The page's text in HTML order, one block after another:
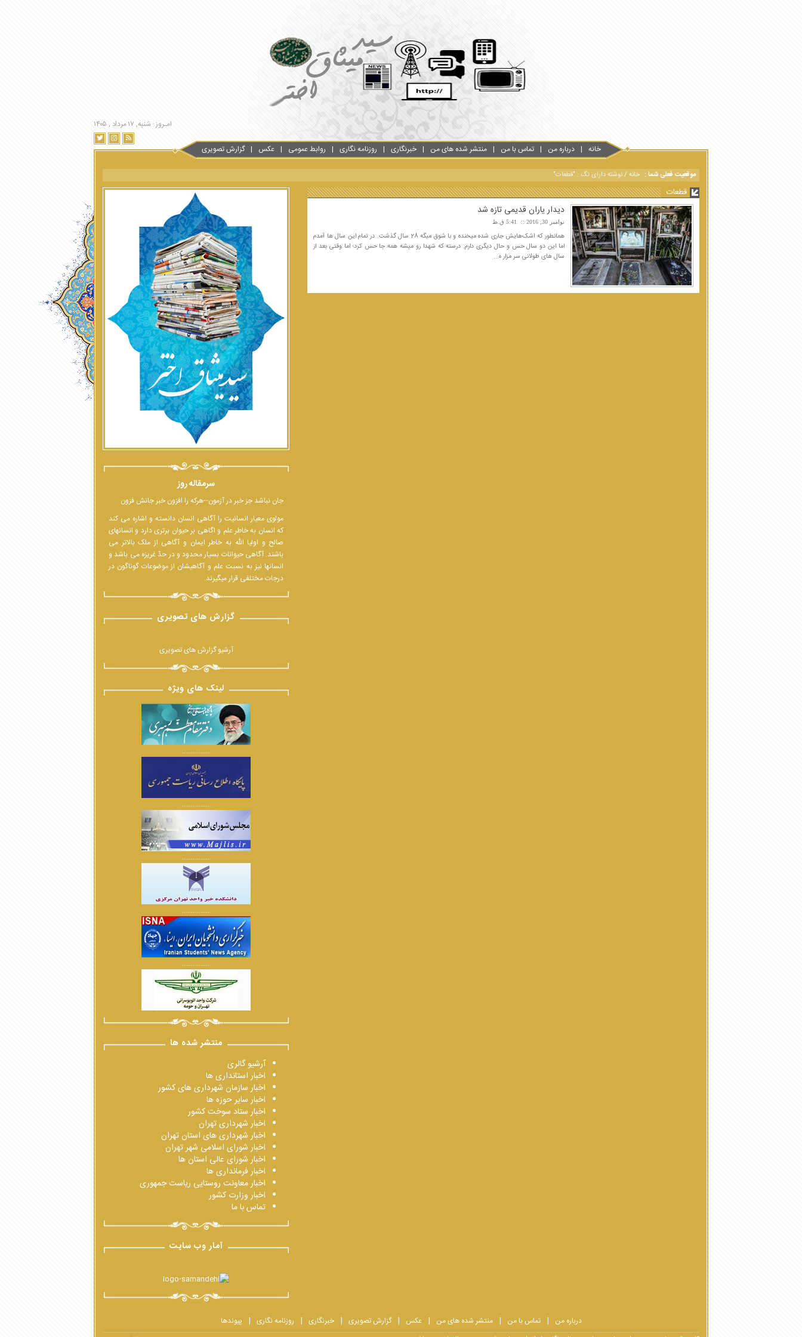
امـروز : شنبه, ۱۷ مرداد , ۱۴۰۵
خانه درباره من تماس با من منتشر شده های من خبرنگاری روزنامه نگاری روابط عمومی عکس گزارش تصویری
موقعیت فعلی شما : خانه/نوشته دارای تگ : "قطعات"
قطعات
دیدار یاران قدیمی تازه شد
نوامبر 30, 2016 5:41 ق.ظ
همانطور که اشک‌هایش جاری شده میخنده و با شوق میگه 28 سال گذشت. در تمام این سال ها آمدم
اما این دو سال حس و حال دیگری دارم. درسته که شهدا رو میشه همه جا حس کرد؛ اما وقتی بعد از
سال های طولانی سر مزار ه...
سرمقاله روز
جان نباشد جز خبر در آزمون--هرکه را افزون خبر جانش فزون
مولوی معیار انسانیت را آگاهی انسان دانسته و اشاره می کند
که انسان به خاطر علم و اگاهی بر حیوان برتری دارد و انسانهای
صالح و اولیا الله به خاطر ایمان و آگاهی از ملک بالاتر می
باشند. آگاهی حیوانات بسیار محدود و در حدّ غریزه می باشد و
انسانها نیز به نسبت علم و آگاهیشان از موضوعات گوناگون در
درجات مختلفی قرار میگیرند.
گزارش های تصویری
آرشیو گزارش های تصویری
لینک های ویژه
................
................
................
................
................
منتشر شده ها
آرشیو گالری
اخبار استانداری ها
اخبار سازمان شهرداری های کشور
اخبار سایر حوزه ها
اخبار ستاد سوخت کشور
اخبار شهرداری تهران
اخبار شهرداری های استان تهران
اخبار شورای اسلامی شهر تهران
اخبار شورای عالی استان ها
اخبار فرمانداری ها
اخبار معاونت روستایی ریاست جمهوری
اخبار وزارت کشور
تماس با ما
آمار وب سایت
درباره من تماس با من منتشر شده های من عکس گزارش تصویری خبرنگاری روزنامه نگاری پیوندها